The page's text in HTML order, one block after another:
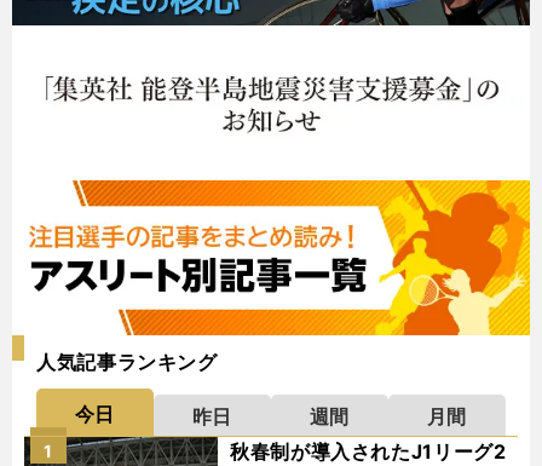
人気記事ランキング
今日 昨日 週間
月間
秋春制が導入されたJ1リーグ2
1